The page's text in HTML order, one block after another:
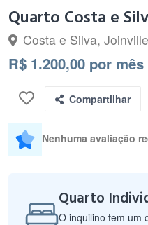
Quarto Costa e
Costa e Silva,
R$ 1.200,00 por mês
Compartilhar
Nenhuma avaliação
Quarto
O inquilino tem um